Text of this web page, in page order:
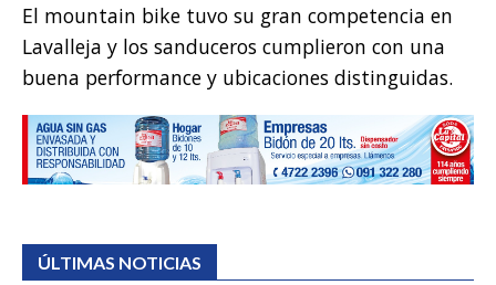
El mountain bike tuvo su gran competencia en
Lavalleja y los sanduceros cumplieron con una
buena performance y ubicaciones distinguidas.
ÚLTIMAS NOTICIAS